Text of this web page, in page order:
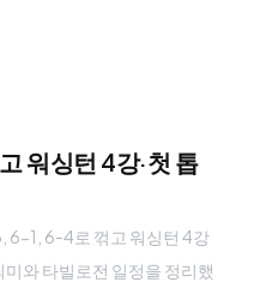
워싱턴 4강·첫 톱
6-1, 6-4로 꺾고 워싱턴 4강
와 타빌로전 일정을 정리했